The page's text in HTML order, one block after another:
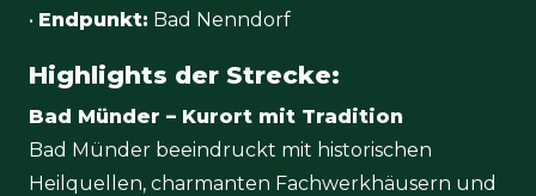
• Endpunkt: Bad Nenndorf
Highlights der Strecke:
Bad Münder – Kurort mit Tradition
Bad Münder beeindruckt mit historischen
Heilquellen, charmanten Fachwerkhäusern und